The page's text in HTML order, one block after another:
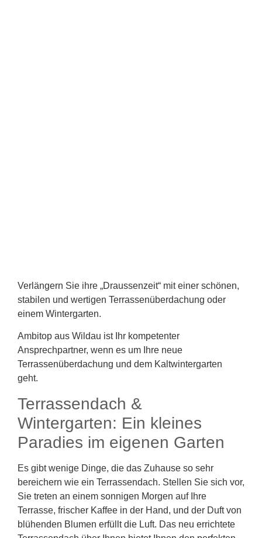
Verlängern Sie ihre „Draussenzeit“ mit einer schönen,
stabilen und wertigen Terrassenüberdachung oder
einem Wintergarten.
Ambitop aus Wildau ist Ihr kompetenter
Ansprechpartner, wenn es um Ihre neue
Terrassenüberdachung und dem Kaltwintergarten
geht.
Terrassendach &
Wintergarten: Ein kleines
Paradies im eigenen Garten
Es gibt wenige Dinge, die das Zuhause so sehr
bereichern wie ein Terrassendach. Stellen Sie sich vor,
Sie treten an einem sonnigen Morgen auf Ihre
Terrasse, frischer Kaffee in der Hand, und der Duft von
blühenden Blumen erfüllt die Luft. Das neu errichtete